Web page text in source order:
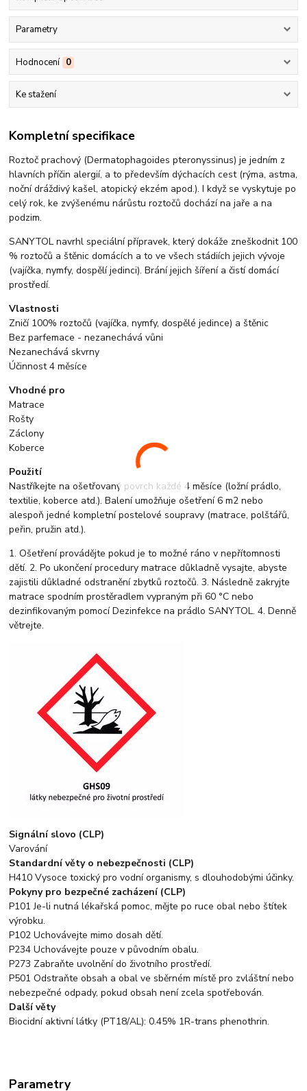
Parametry
Hodnocení 0
Ke stažení
Kompletní specifikace
Roztoč prachový (Dermatophagoides pteronyssinus) je jedním z
hlavních příčin alergií, a to především dýchacích cest (rýma, astma,
noční dráždivý kašel, atopický ekzém apod.). I když se vyskytuje po
celý rok, ke zvýšenému nárůstu roztočů dochází na jaře a na
podzim.
SANYTOL navrhl speciální přípravek, který dokáže zneškodnit 100
% roztočů a štěnic domácích a to ve všech stádiích jejich vývoje
(vajíčka, nymfy, dospělí jedinci). Brání jejich šíření a čistí domácí
prostředí.
Vlastnosti
Zničí 100% roztočů (vajíčka, nymfy, dospělé jedince) a štěnic
Bez parfemace - nezanechává vůni
Nezanechává skvrny
Účinnost 4 měsíce
Vhodné pro
Matrace
Rošty
Záclony
Koberce
Použití
Nastříkejte na ošetřovaný povrch každé 4 měsíce (ložní prádlo,
textilie, koberce atd.). Balení umožňuje ošetření 6 m2 nebo
alespoň jedné kompletní postelové soupravy (matrace, polštářů,
peřin, pružin atd.).
1. Ošetření provádějte pokud je to možné ráno v nepřítomnosti
dětí. 2. Po ukončení procedury matrace důkladně vysajte, abyste
zajistili důkladné odstranění zbytků roztočů. 3. Následně zakryjte
matrace spodním prostěradlem vypraným při 60 °C nebo
dezinfikovaným pomocí Dezinfekce na prádlo SANYTOL. 4. Denně
větrejte.
Signální slovo (CLP)
Varování
Standardní věty o nebezpečnosti (CLP)
H410 Vysoce toxický pro vodní organismy, s dlouhodobými účinky.
Pokyny pro bezpečné zacházení (CLP)
P101 Je-li nutná lékařská pomoc, mějte po ruce obal nebo štítek
výrobku.
P102 Uchovávejte mimo dosah dětí.
P234 Uchovávejte pouze v původním obalu.
P273 Zabraňte uvolnění do životního prostředí.
P501 Odstraňte obsah a obal ve sběrném místě pro zvláštní nebo
nebezpečné odpady, pokud obsah není zcela spotřebován.
Další věty
Biocidní aktivní látky (PT18/AL): 0.45% 1R-trans phenothrin.
Parametry